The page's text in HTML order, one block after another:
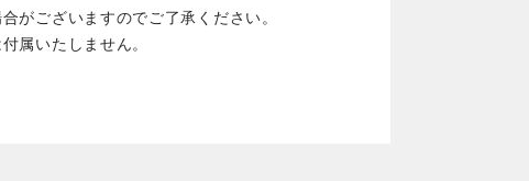
がございますのでご了承ください。
属いたしません。